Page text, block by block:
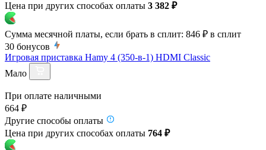
Цена при других способах оплаты 3 382 ₽
Сумма месячной платы, если брать в сплит: 846 ₽ в сплит
30 бонусов
Игровая приставка Hamy 4 (350-в-1) HDMI Classic
Мало
При оплате наличными
664 ₽
Другие способы оплаты
Цена при других способах оплаты 764 ₽